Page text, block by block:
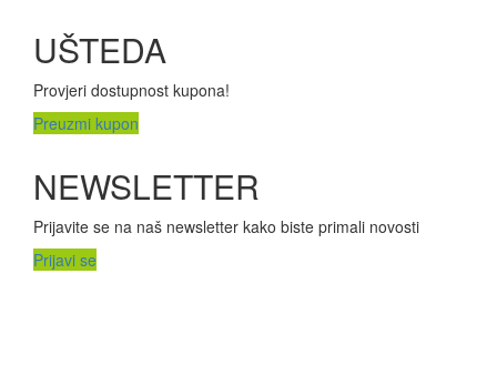
UŠTEDA
Provjeri dostupnost kupona!
Preuzmi kupon
NEWSLETTER
Prijavite se na naš newsletter kako biste primali novosti
Prijavi se